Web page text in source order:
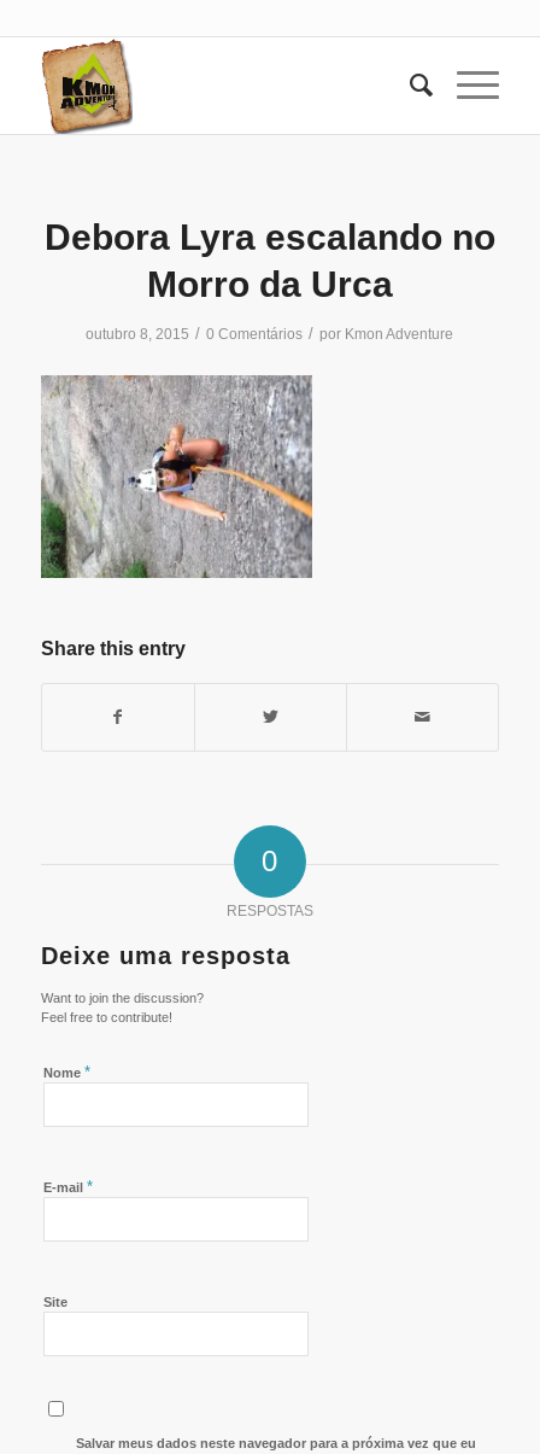
Debora Lyra escalando no
Morro da Urca
outubro 8, 2015 / 0 Comentários / por Kmon Adventure
Share this entry
0
RESPOSTAS
Deixe uma resposta
Want to join the discussion?
Feel free to contribute!
Nome *
E-mail *
Site
Salvar meus dados neste navegador para a próxima vez que eu